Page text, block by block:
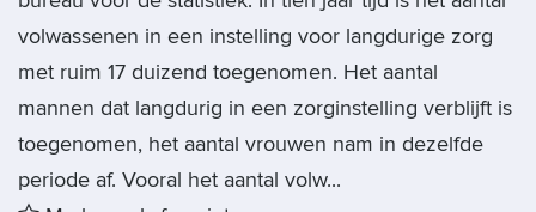
volwassenen in een instelling voor langdurige zorg
met ruim 17 duizend toegenomen. Het aantal
mannen dat langdurig in een zorginstelling verblijft is
toegenomen, het aantal vrouwen nam in dezelfde
periode af. Vooral het aantal volw...